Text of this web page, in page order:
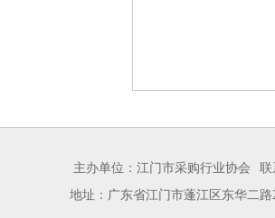
主办单位：江门市采购行业协会
联
地址：广东省江门市蓬江区东华二